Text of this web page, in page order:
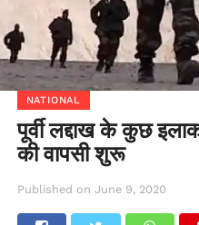
NATIONAL
पूर्वी लद्दाख के कुछ
की वापसी शुरू
Published on June 9, 2020